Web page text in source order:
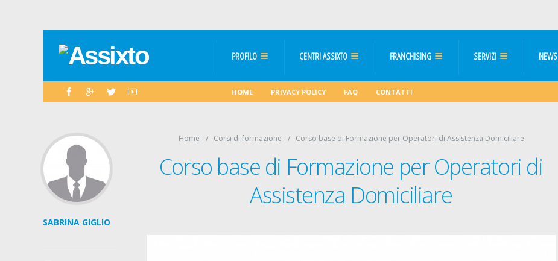
PROFILO CENTRI ASSIXTO FRANCHISING SERVIZI NEWS
HOME PRIVACY POLICY FAQ CONTATTI
Home Corsi di formazione Corso base di Formazione per Operatori di Assistenza Domiciliare
Corso base di Formazione per Operatori di
Assistenza Domiciliare
SABRINA GIGLIO